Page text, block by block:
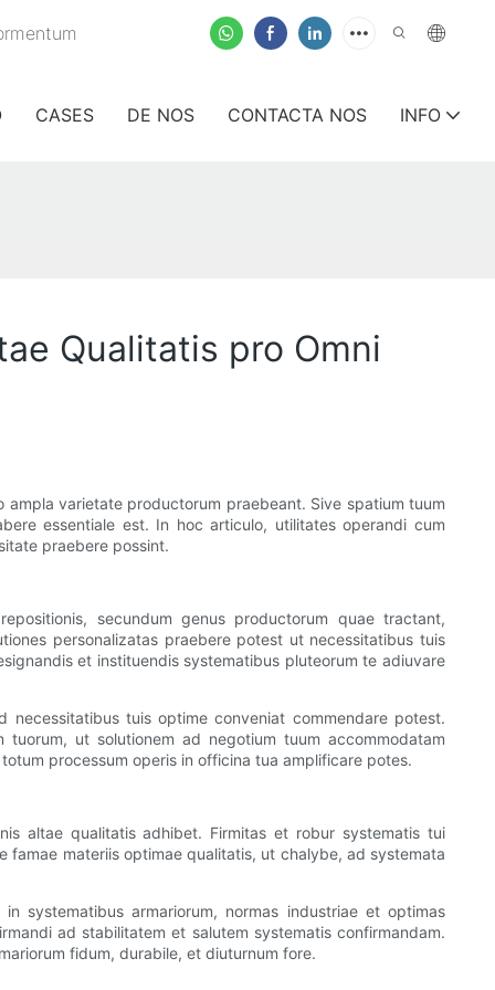
CASES DE NOS CONTACTA NOS INFO
Qualitatis pro Omni
varietate productorum praebeant. Sive spatium tuum
essentiale est. In hoc articulo, utilitates operandi cum
praebere possint.
secundum genus productorum quae tractant,
personalizatas praebere potest ut necessitatibus tuis
et instituendis systematibus pluteorum te adiuvare
tuis optime conveniat commendare potest.
ut solutionem ad negotium tuum accommodatam
processum operis in officina tua amplificare potes.
altae qualitatis adhibet. Firmitas et robur systematis tui
famae materiis optimae qualitatis, ut chalybe, ad systemata
systematibus armariorum, normas industriae et optimas
ad stabilitatem et salutem systematis confirmandam.
fidum, durabile, et diuturnum fore.